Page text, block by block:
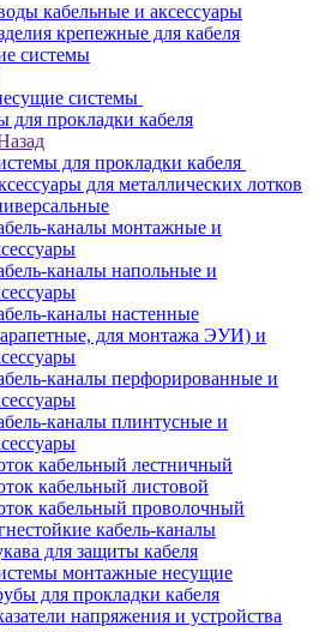
кабельные и аксессуары
крепежные для кабеля
системы
системы
для прокладки кабеля
для прокладки кабеля
для металлических лотков
каналы монтажные и
каналы напольные и
каналы настенные
для монтажа ЭУИ) и
каналы перфорированные и
каналы плинтусные и
кабельный лестничный
кабельный листовой
кабельный проволочный
кабель-каналы
для защиты кабеля
монтажные несущие
для прокладки кабеля
напряжения и устройства